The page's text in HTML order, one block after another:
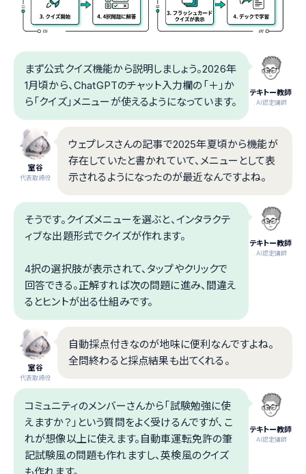
テキトー教師
.AI認定講師
まず公式クイズ機能から説明しましょう。2026年
1月頃から、ChatGPTのチャット入力欄の「＋」か
ら「クイズ」メニューが使えるようになっています。
室谷
代表取締役
ウェプレスさんの記事で2025年夏頃から機能が
存在していたと書かれていて、メニューとして表
示されるようになったのが最近なんですよね。
テキトー教師
.AI認定講師
そうです。クイズメニューを選ぶと、インタラクテ
ィブな出題形式でクイズが作れます。
4択の選択肢が表示されて、タップやクリックで
回答できる。正解すれば次の問題に進み、間違え
るとヒントが出る仕組みです。
室谷
代表取締役
自動採点付きなのが地味に便利なんですよね。
全問終わると採点結果も出てくれる。
テキトー教師
.AI認定講師
コミュニティのメンバーさんから「試験勉強に使
えますか？」という質問をよく受けるんですが、こ
れが想像以上に使えます。自動車運転免許の筆
記試験風の問題も作れますし、英検風のクイズ
も作れます。